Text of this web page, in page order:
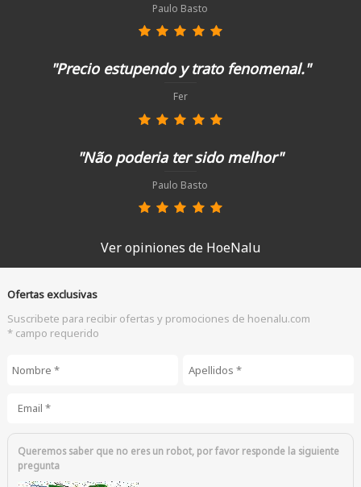
Paulo Basto
"Precio estupendo y trato fenomenal."
Fer
"Não poderia ter sido melhor"
Paulo Basto
Ver opiniones de HoeNalu
Ofertas exclusivas
Suscribete para recibir ofertas y promociones de hoenalu.com
* campo requerido
*
Queremos saber que no eres un robot, por favor responde la siguiente
pregunta